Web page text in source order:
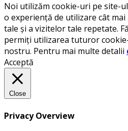
Noi utilizăm cookie-uri pe site-
o experiență de utilizare cât
tale și a vizitelor tale repetate.
permiți utilizarea tuturor
nostru. Pentru mai multe detalii
Acceptă
Close
Privacy Overview